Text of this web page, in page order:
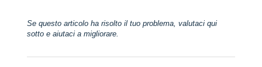
Se questo articolo ha risolto il tuo problema, valutaci qui
sotto e aiutaci a migliorare.